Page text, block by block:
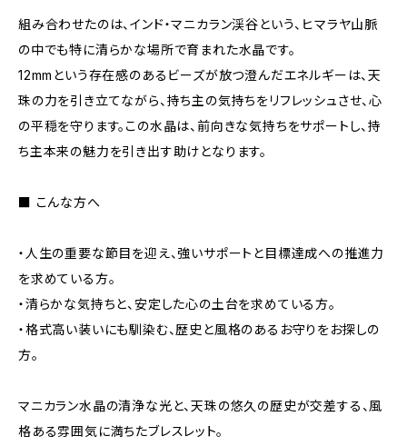
組み合わせたのは、インド・マニカラン渓谷という、ヒマラヤ山脈
の中でも特に清らかな場所で育まれた水晶です。
12mmという存在感のあるビーズが放つ澄んだエネルギーは、天
珠の力を引き立てながら、持ち主の気持ちをリフレッシュさせ、心
の平穏を守ります。この水晶は、前向きな気持ちをサポートし、持
ち主本来の魅力を引き出す助けとなります。
■ こんな方へ
・人生の重要な節目を迎え、強いサポートと目標達成への推進力
を求めている方。
・清らかな気持ちと、安定した心の土台を求めている方。
・格式高い装いにも馴染む、歴史と風格のあるお守りをお探しの
方。
マニカラン水晶の清浄な光と、天珠の悠久の歴史が交差する、風
格ある雰囲気に満ちたブレスレット。